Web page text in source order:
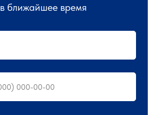
в ближайшее время